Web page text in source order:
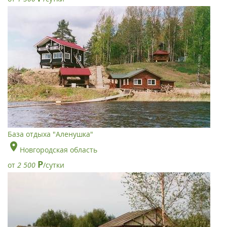
База отдыха "Аленушка"
Новгородская область
от 2 500 Р/сутки